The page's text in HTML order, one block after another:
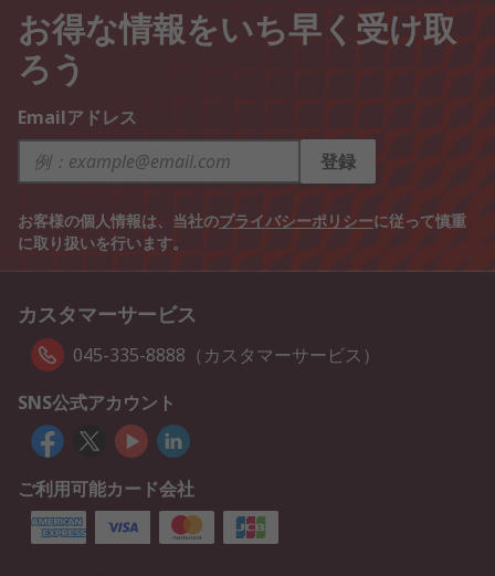
お得な情報をいち早く受け取
ろう
Emailアドレス
登録
お客様の個人情報は、当社のプライバシーポリシーに従って慎重
に取り扱いを行います。
カスタマーサービス
045-335-8888（カスタマーサービス）
SNS公式アカウント
ご利用可能カード会社